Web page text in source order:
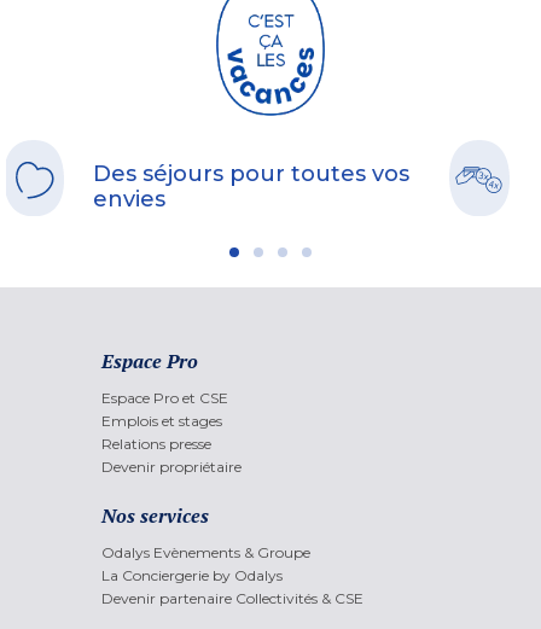
Des séjours pour toutes vos
envies
Espace Pro
Espace Pro et CSE
Emplois et stages
Relations presse
Devenir propriétaire
Nos services
Odalys Evènements & Groupe
La Conciergerie by Odalys
Devenir partenaire Collectivités & CSE